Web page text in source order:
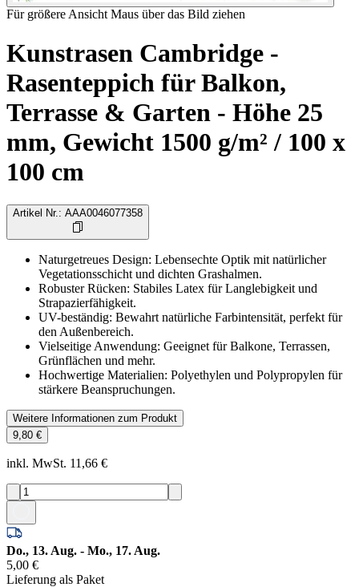
Für größere Ansicht Maus über das Bild ziehen
Kunstrasen Cambridge -
Rasenteppich für Balkon,
Terrasse & Garten - Höhe 25
mm, Gewicht 1500 g/m² / 100 x
100 cm
Artikel Nr. : AAA0046077358
Naturgetreues Design: Lebensechte Optik mit natürlicher
Vegetationsschicht und dichten Grashalmen.
Robuster Rücken: Stabiles Latex für Langlebigkeit und
Strapazierfähigkeit.
UV-beständig: Bewahrt natürliche Farbintensität, perfekt für
den Außenbereich.
Vielseitige Anwendung: Geeignet für Balkone, Terrassen,
Grünflächen und mehr.
Hochwertige Materialien: Polyethylen und Polypropylen für
stärkere Beanspruchungen.
Weitere Informationen zum Produkt
9,80 €
inkl. MwSt. 11,66 €
Do., 13. Aug. - Mo., 17. Aug.
5,00 €
Lieferung als Paket